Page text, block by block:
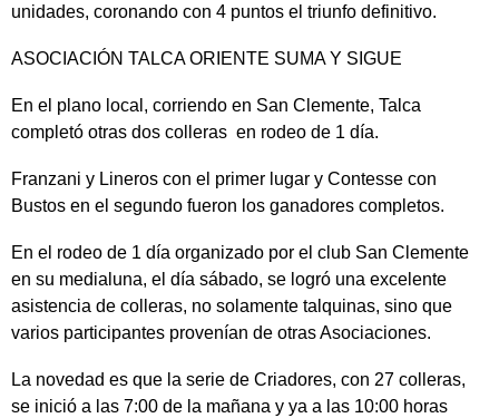
unidades, coronando con 4 puntos el triunfo definitivo.
ASOCIACIÓN TALCA ORIENTE SUMA Y SIGUE
En el plano local, corriendo en San Clemente, Talca
completó otras dos colleras en rodeo de 1 día.
Franzani y Lineros con el primer lugar y Contesse con
Bustos en el segundo fueron los ganadores completos.
En el rodeo de 1 día organizado por el club San Clemente
en su medialuna, el día sábado, se logró una excelente
asistencia de colleras, no solamente talquinas, sino que
varios participantes provenían de otras Asociaciones.
La novedad es que la serie de Criadores, con 27 colleras,
se inició a las 7:00 de la mañana y ya a las 10:00 horas